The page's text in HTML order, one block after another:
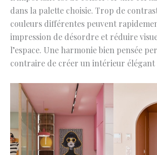
dans la palette choisie. Trop de
couleurs différentes peuvent
impression de désordre et réduire
l’espace. Une harmonie bien pensée
contraire de créer un intérieur élégant